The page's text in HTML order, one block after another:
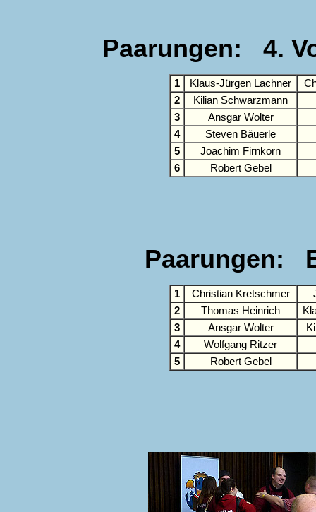
Paarungen: 4.
1 Klaus-Jürgen Lachner
2
Kilian Schwarzmann
3
Ansgar Wolter
4
Steven Bäuerle
5
Joachim Firnkorn
6
Robert Gebel
Paarungen:
1 Christian Kretschmer
2
Thomas Heinrich
3
Ansgar Wolter
4
Wolfgang Ritzer
5
Robert Gebel